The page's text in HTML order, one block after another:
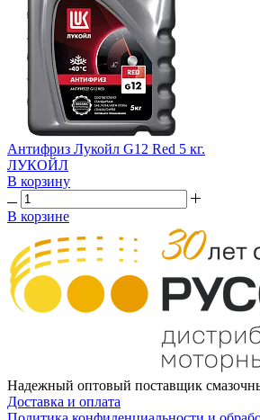
Антифриз Лукойл G12 Red 5 кг.
ЛУКОЙЛ
В корзину
В корзине
Надежный оптовый поставщик
Доставка и оплата